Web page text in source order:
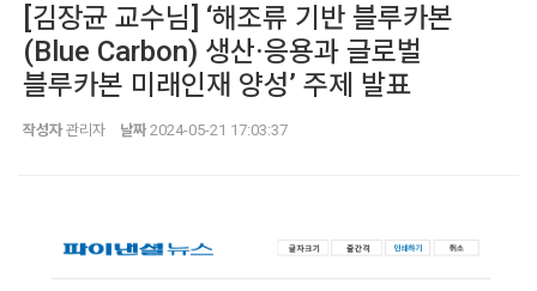
[김장균 교수님] ‘해조류 기반 블루카본
(Blue Carbon) 생산·응용과 글로벌
블루카본 미래인재 양성’ 주제 발표
작성자관리자 날짜 2024-05-21 17:03:37